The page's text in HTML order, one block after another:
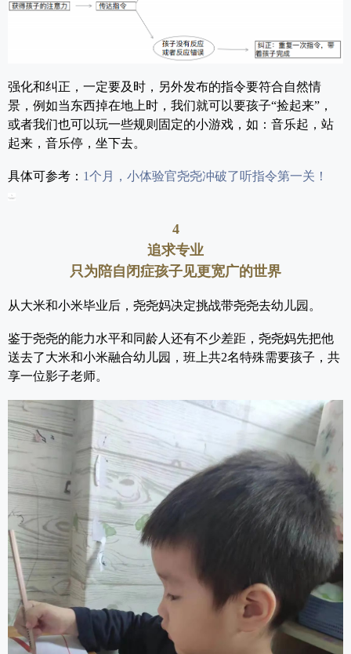
强化和纠正，一定要及时，另外发布的指令要符合自然情
景，例如当东西掉在地上时，我们就可以要孩子“捡起来”，
或者我们也可以玩一些规则固定的小游戏，如：音乐起，站
起来，音乐停，坐下去。
具体可参考： 1个月，小体验官尧尧冲破了听指令第一关！
4
追求专业
只为陪自闭症孩子见更宽广的世界
从大米和小米毕业后，尧尧妈决定挑战带尧尧去幼儿园。
鉴于尧尧的能力水平和同龄人还有不少差距，尧尧妈先把他
送去了大米和小米融合幼儿园，班上共2名特殊需要孩子，共
享一位影子老师。